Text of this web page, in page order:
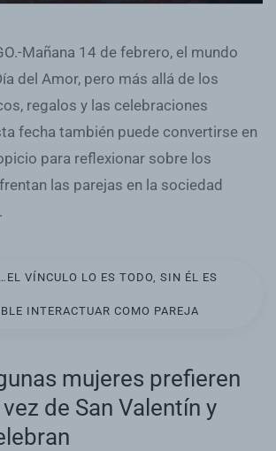
Mañana 14 de febrero, el mundo
del Amor, pero más allá de los
regalos y las celebraciones
fecha también puede convertirse en
para reflexionar sobre los
las parejas en la sociedad
VÍNCULO LO ES TODO, SIN ÉL ES
INTERACTUAR COMO PAREJA
mujeres prefieren
de San Valentín y